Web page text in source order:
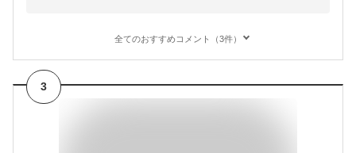
全てのおすすめコメント（3件）
3